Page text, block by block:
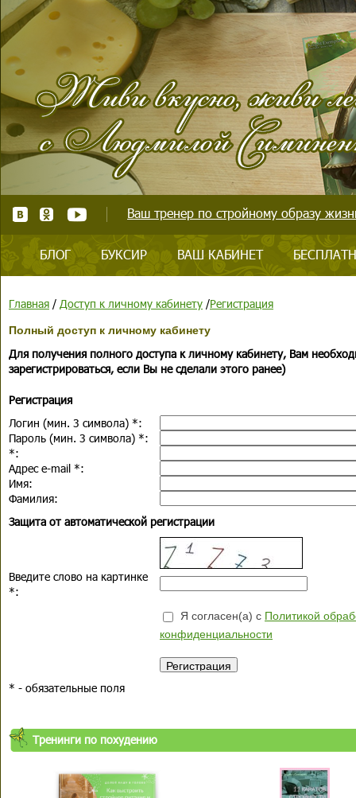
Ваш тренер по стройному образу
БЛОГ БУКСИР ВАШ КАБИНЕТ
Главная / Доступ к личному кабинету /Регистрация
Полный доступ к личному кабинету
Для получения полного доступа к личному кабинету, Вам
зарегистрироваться, если Вы не сделали этого ранее)
Регистрация
Логин (мин. 3 символа) *:
Пароль (мин. 3 символа) *:
*:
Адрес e-mail *:
Имя:
Фамилия:
Защита от автоматической регистрации
Введите слово на картинке
*:
Я согласен(а) с Политикой
конфиденциальности
* - обязательные поля
Тренинги по похудению